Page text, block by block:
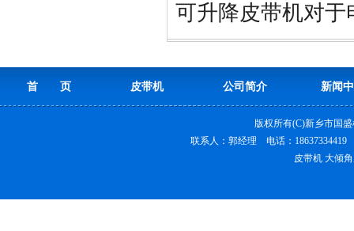
可升降皮带机对
首 页 皮带机 公司简介 新闻
版权所有(C)新乡市国
联系人：郭经理 电话：18637334419
皮带机 大倾